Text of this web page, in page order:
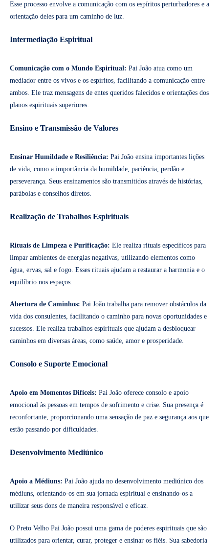
Esse processo envolve a comunicação com os espíritos perturbadores e a
orientação deles para um caminho de luz.
Intermediação Espiritual
Comunicação com o Mundo Espiritual: Pai João atua como um
mediador entre os vivos e os espíritos, facilitando a comunicação entre
ambos. Ele traz mensagens de entes queridos falecidos e orientações dos
planos espirituais superiores.
Ensino e Transmissão de Valores
Ensinar Humildade e Resiliência: Pai João ensina importantes lições
de vida, como a importância da humildade, paciência, perdão e
perseverança. Seus ensinamentos são transmitidos através de histórias,
parábolas e conselhos diretos.
Realização de Trabalhos Espirituais
Rituais de Limpeza e Purificação: Ele realiza rituais específicos para
limpar ambientes de energias negativas, utilizando elementos como
água, ervas, sal e fogo. Esses rituais ajudam a restaurar a harmonia e o
equilíbrio nos espaços.
Abertura de Caminhos: Pai João trabalha para remover obstáculos da
vida dos consulentes, facilitando o caminho para novas oportunidades e
sucessos. Ele realiza trabalhos espirituais que ajudam a desbloquear
caminhos em diversas áreas, como saúde, amor e prosperidade.
Consolo e Suporte Emocional
Apoio em Momentos Difíceis: Pai João oferece consolo e apoio
emocional às pessoas em tempos de sofrimento e crise. Sua presença é
reconfortante, proporcionando uma sensação de paz e segurança aos que
estão passando por dificuldades.
Desenvolvimento Mediúnico
Apoio a Médiuns: Pai João ajuda no desenvolvimento mediúnico dos
médiuns, orientando-os em sua jornada espiritual e ensinando-os a
utilizar seus dons de maneira responsável e eficaz.
O Preto Velho Pai João possui uma gama de poderes espirituais que são
utilizados para orientar, curar, proteger e ensinar os fiéis. Sua sabedoria